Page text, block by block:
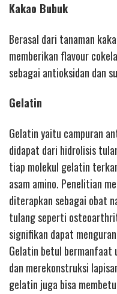
Kakao Bubuk
Berasal dari tanaman
memberikan flavour
sebagai antioksidan dan
Gelatin
Gelatin yaitu campuran
didapat dari hidrolisis
tiap molekul gelatin
asam amino. Penelitian
diterapkan sebagai obat
tulang seperti
signifikan dapat
Gelatin betul bermanfaat
dan merekonstruksi
gelatin juga bisa